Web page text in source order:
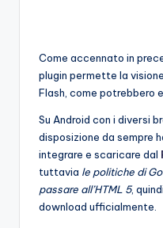
Come accennato in
plugin permette la
Flash, come potrebbero
Su Android con i diversi
disposizione da sempre
integrare e scaricare dal
tuttavia le politiche di
passare all’HTML 5,
download ufficialmente.